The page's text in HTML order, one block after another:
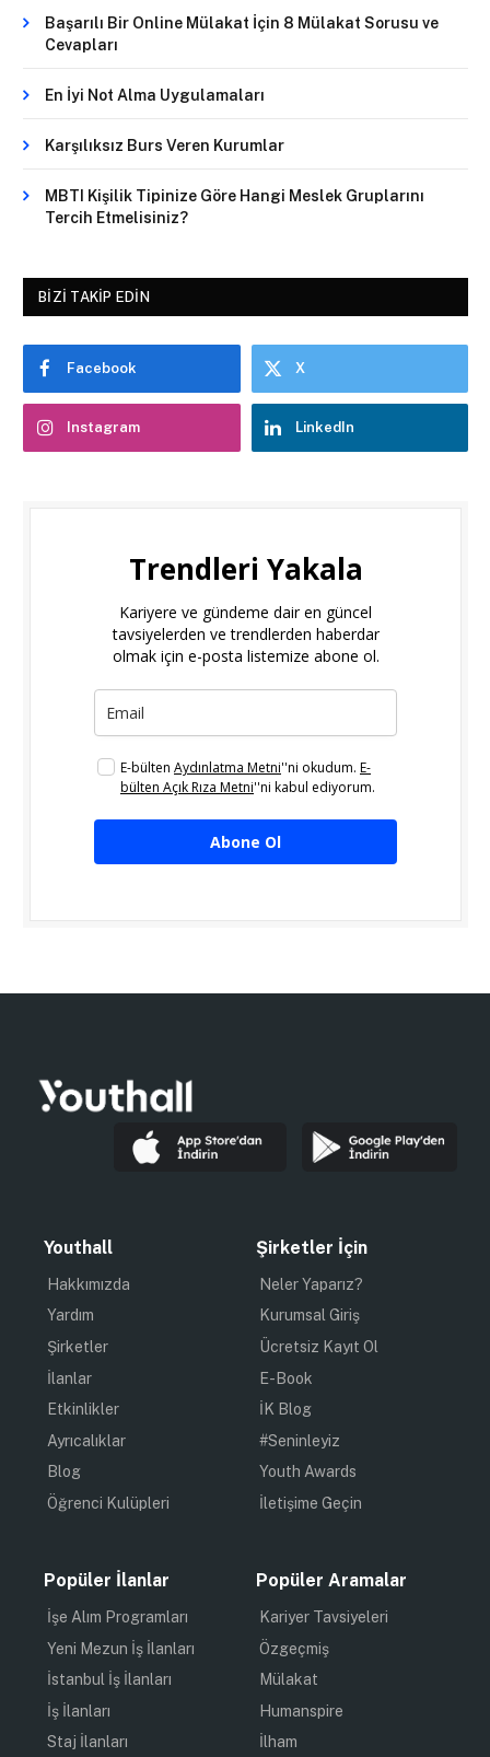
Başarılı Bir Online Mülakat İçin 8 Mülakat Sorusu ve
Cevapları
En İyi Not Alma Uygulamaları
Karşılıksız Burs Veren Kurumlar
MBTI Kişilik Tipinize Göre Hangi Meslek Gruplarını
Tercih Etmelisiniz?
BIZI TAKIP EDIN
Facebook X
Instagram LinkedIn
Trendleri Yakala
Kariyere ve gündeme dair en güncel
tavsiyelerden ve trendlerden haberdar
olmak için e-posta listemize abone ol.
E-bülten Aydınlatma Metni''ni okudum. E-
bülten Açık Rıza Metni''ni kabul ediyorum.
Abone Ol
Youthall
Hakkımızda
Yardım
Şirketler
İlanlar
Etkinlikler
Ayrıcalıklar
Blog
Öğrenci Kulüpleri
Şirketler İçin
Neler Yaparız?
Kurumsal Giriş
Ücretsiz Kayıt Ol
E-Book
İK Blog
#Seninleyiz
Youth Awards
İletişime Geçin
Popüler İlanlar
İşe Alım Programları
Yeni Mezun İş İlanları
İstanbul İş İlanları
İş İlanları
Staj İlanları
Popüler Aramalar
Kariyer Tavsiyeleri
Özgeçmiş
Mülakat
Humanspire
İlham